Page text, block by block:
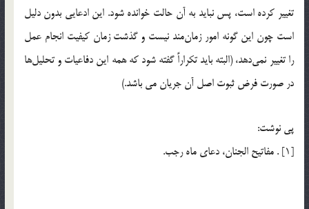
تغيير كرده است، پس نبايد به آن حالت خوانده شود. اين ادعايي بدون دليل
است چون اين گونه امور زمان‌مند نيست و گذشت زمان كيفيت انجام عمل
را تغيير نمي‌دهد، (البته بايد تكراراً گفته شود كه همه اين دفاعيات و تحليل‌ها
در صورت فرض ثبوت اصل آن جريان مي باشد.)
پي نوشت:
[1] . مفاتيح الجنان، دعاي ماه رجب.